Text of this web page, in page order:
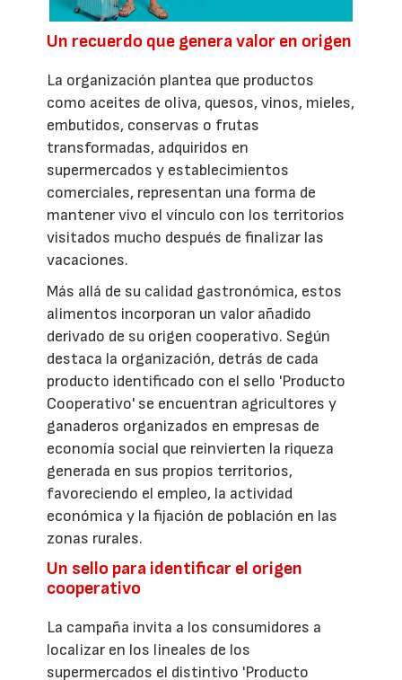
Un recuerdo que genera valor en origen
La organización plantea que productos
como aceites de oliva, quesos, vinos, mieles,
embutidos, conservas o frutas
transformadas, adquiridos en
supermercados y establecimientos
comerciales, representan una forma de
mantener vivo el vínculo con los territorios
visitados mucho después de finalizar las
vacaciones.
Más allá de su calidad gastronómica, estos
alimentos incorporan un valor añadido
derivado de su origen cooperativo. Según
destaca la organización, detrás de cada
producto identificado con el sello 'Producto
Cooperativo' se encuentran agricultores y
ganaderos organizados en empresas de
economía social que reinvierten la riqueza
generada en sus propios territorios,
favoreciendo el empleo, la actividad
económica y la fijación de población en las
zonas rurales.
Un sello para identificar el origen
cooperativo
La campaña invita a los consumidores a
localizar en los lineales de los
supermercados el distintivo 'Producto